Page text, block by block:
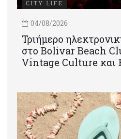
CITY LIFE
04/08/2026
Τριήμερο
στο Bolivar Beach
Vintage Culture και